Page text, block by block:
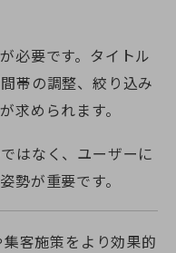
必要です。タイトル
帯の調整、絞り込み
求められます。
はなく、ユーザーに
勢が重要です。
客施策をより効果的